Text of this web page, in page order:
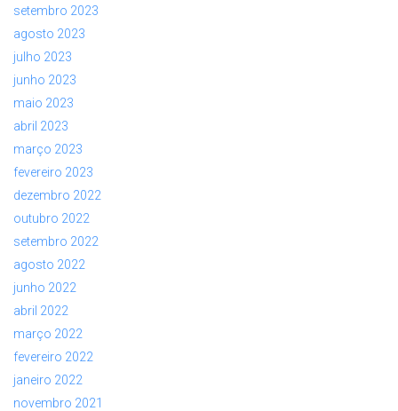
setembro 2023
agosto 2023
julho 2023
junho 2023
maio 2023
abril 2023
março 2023
fevereiro 2023
dezembro 2022
outubro 2022
setembro 2022
agosto 2022
junho 2022
abril 2022
março 2022
fevereiro 2022
janeiro 2022
novembro 2021